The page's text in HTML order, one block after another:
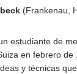
(Frankenau,
estudiante de
en febrero
y técnicas